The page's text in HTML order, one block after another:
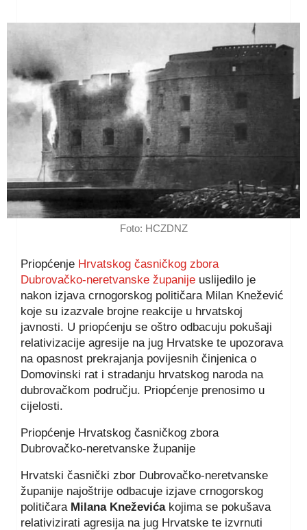
Foto: HCZDNZ
Priopćenje Hrvatskog časničkog zbora
Dubrovačko-neretvanske županije uslijedilo je
nakon izjava crnogorskog političara Milan Knežević
koje su izazvale brojne reakcije u hrvatskoj
javnosti. U priopćenju se oštro odbacuju pokušaji
relativizacije agresije na jug Hrvatske te upozorava
na opasnost prekrajanja povijesnih činjenica o
Domovinski rat i stradanju hrvatskog naroda na
dubrovačkom području. Priopćenje prenosimo u
cijelosti.
Priopćenje Hrvatskog časničkog zbora
Dubrovačko-neretvanske županije
Hrvatski časnički zbor Dubrovačko-neretvanske
županije najoštrije odbacuje izjave crnogorskog
političara Milana Kneževićakojima se pokušava
relativizirati agresija na jug Hrvatske te izvrnuti